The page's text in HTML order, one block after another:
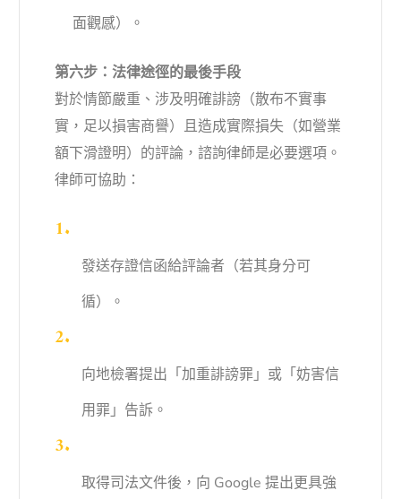
面觀感）。
第六步：法律途徑的最後手段
對於情節嚴重、涉及明確誹謗（散布不實事
實，足以損害商譽）且造成實際損失（如營業
額下滑證明）的評論，諮詢律師是必要選項。
律師可協助：
發送存證信函給評論者（若其身分可
循）。
向地檢署提出「加重誹謗罪」或「妨害信
用罪」告訴。
取得司法文件後，向 Google 提出更具強